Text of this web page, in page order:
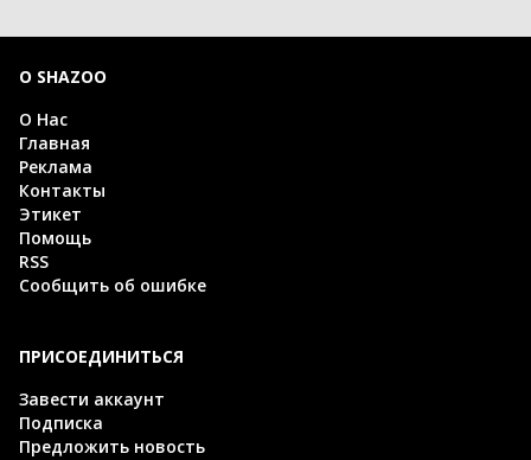
О SHAZOO
О Нас
Главная
Реклама
Контакты
Этикет
Помощь
RSS
Сообщить об ошибке
ПРИСОЕДИНИТЬСЯ
Завести аккаунт
Подписка
Предложить новость